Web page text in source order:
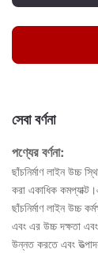
সেবা বর্ণনা
পণ্যের বর্ণনা:
ছাঁচনির্মাণ লাইন উচ্চ
করা একাধিক
ছাঁচনির্মাণ লাইন উচ্চ
এবং এর উচ্চ দক্ষতা
উন্নত করতে এবং